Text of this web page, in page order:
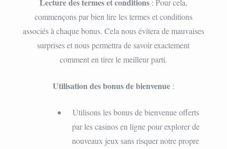
Lecture des termes et conditions: Pour cela,
commençons par bien lire les termes et conditions
associés à chaque bonus. Cela nous évitera de mauvaises
surprises et nous permettra de savoir exactement
comment en tirer le meilleur parti.
Utilisation des bonus de bienvenue:
Utilisons les bonus de bienvenue offerts
par les casinos en ligne pour explorer de
nouveaux jeux sans risquer notre propre